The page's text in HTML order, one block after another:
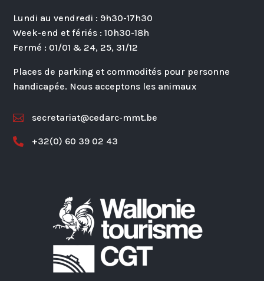
Lundi au vendredi : 9h30-17h30
Week-end et fériés : 10h30-18h
Fermé : 01/01 & 24, 25, 31/12
Places de parking et commodités pour personne
handicapée. Nous acceptons les animaux
 secretariat@cedarc-mmt.be
 +32(0) 60 39 02 43